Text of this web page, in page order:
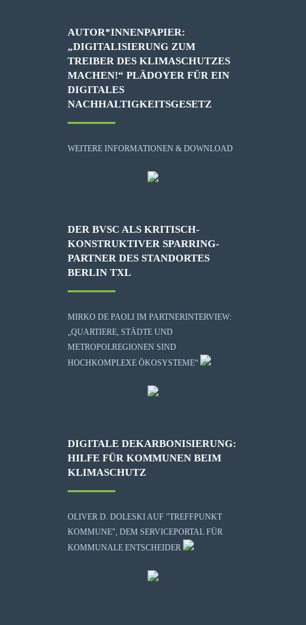
AUTOR*INNENPAPIER:
„DIGITALISIERUNG ZUM
TREIBER DES KLIMASCHUTZES
MACHEN!“ PLÄDOYER FÜR EIN
DIGITALES
NACHHALTIGKEITSGESETZ
WEITERE INFORMATIONEN & DOWNLOAD
DER BVSC ALS KRITISCH-
KONSTRUKTIVER SPARRING-
PARTNER DES STANDORTES
BERLIN TXL
MIRKO DE PAOLI IM PARTNERINTERVIEW:
„QUARTIERE, STÄDTE UND
METROPOLREGIONEN SIND
HOCHKOMPLEXE ÖKOSYSTEME“
DIGITALE DEKARBONISIERUNG:
HILFE FÜR KOMMUNEN BEIM
KLIMASCHUTZ
OLIVER D. DOLESKI AUF "TREFFPUNKT
KOMMUNE", DEM SERVICEPORTAL FÜR
KOMMUNALE ENTSCHEIDER